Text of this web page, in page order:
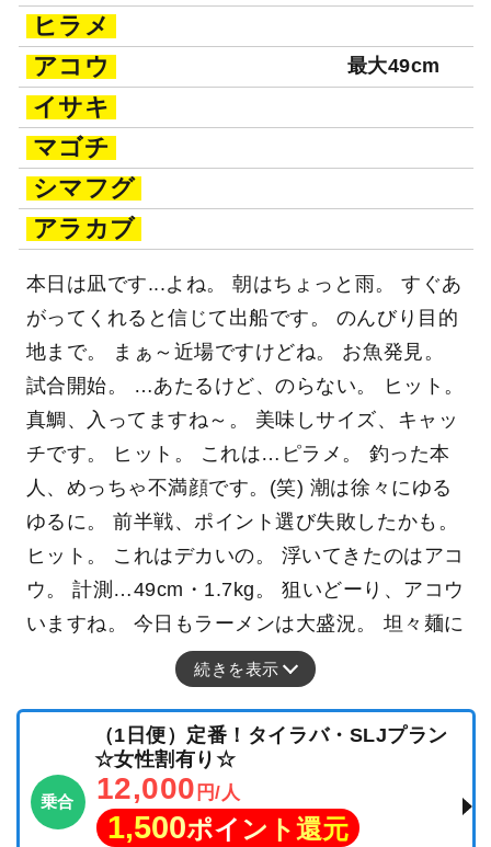
ヒラメ
アコウ
最大49cm
イサキ
マゴチ
シマフグ
アラカブ
本日は凪です...よね。 朝はちょっと雨。 すぐあ
がってくれると信じて出船です。 のんびり目的
地まで。 まぁ～近場ですけどね。 お魚発見。
試合開始。 …あたるけど、のらない。 ヒット。
真鯛、入ってますね～。 美味しサイズ、キャッ
チです。 ヒット。 これは…ピラメ。 釣った本
人、めっちゃ不満顔です。(笑) 潮は徐々にゆる
ゆるに。 前半戦、ポイント選び失敗したかも。
ヒット。 これはデカいの。 浮いてきたのはアコ
ウ。 計測…49cm・1.7kg。 狙いどーり、アコウ
いますね。 今日もラーメンは大盛況。 坦々麺に
続きを表示
乗合
（1日便）定番！タイラバ・SLJプラン
☆女性割有り☆
12,000 円/人
1,500ポイント還元